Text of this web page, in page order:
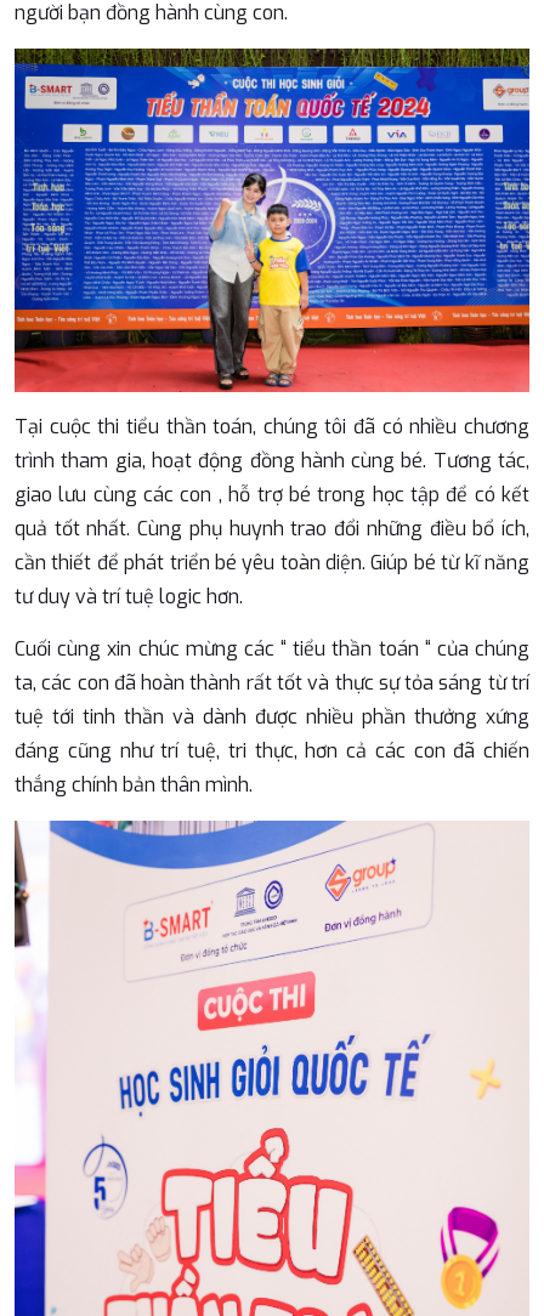
người bạn đồng hành cùng con.
Tại cuộc thi tiểu thần toán, chúng tôi đã có nhiều chương
trình tham gia, hoạt động đồng hành cùng bé. Tương tác,
giao lưu cùng các con , hỗ trợ bé trong học tập để có kết
quả tốt nhất. Cùng phụ huynh trao đổi những điều bổ ích,
cần thiết để phát triển bé yêu toàn diện. Giúp bé từ kĩ năng
tư duy và trí tuệ logic hơn.
Cuối cùng xin chúc mừng các “ tiểu thần toán “ của chúng
ta, các con đã hoàn thành rất tốt và thực sự tỏa sáng từ trí
tuệ tới tinh thần và dành được nhiều phần thưởng xứng
đáng cũng như trí tuệ, tri thực, hơn cả các con đã chiến
thắng chính bản thân mình.